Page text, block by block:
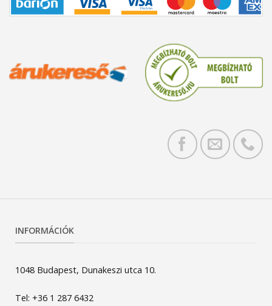
INFORMÁCIÓK
1048 Budapest, Dunakeszi utca 10.
Tel: +36 1 287 6432